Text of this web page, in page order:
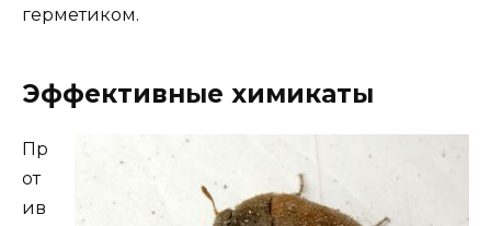
герметиком.
Эффективные химикаты
Пр
от
ив